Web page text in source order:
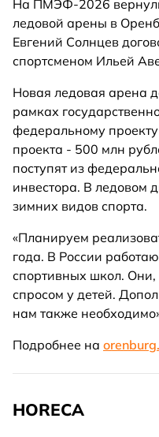
На ПМЭФ-2026
ледовой арены в
Евгений Солнцев
спортсменом Ильей
Новая ледовая арена
рамках
федеральному
проекта - 500 млн
поступят из
инвестора. В ледовом
зимних видов спорта.
«Планируем
года. В России
спортивных школ. Они,
спросом у детей.
нам также
Подробнее на
HORECA